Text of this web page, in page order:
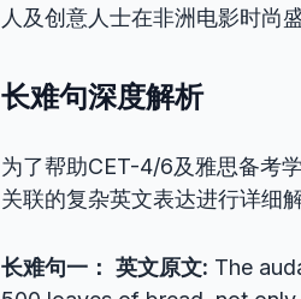
人及创意人士在非洲电影时尚
长难句深度解析
为了帮助CET-4/6及雅思备考
关联的复杂英文表达进行详细解
长难句一： 英文原文: The